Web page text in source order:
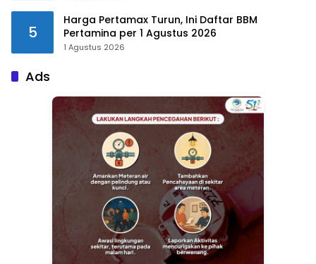
5
Harga Pertamax Turun, Ini Daftar BBM
Pertamina per 1 Agustus 2026
1 Agustus 2026
Ads